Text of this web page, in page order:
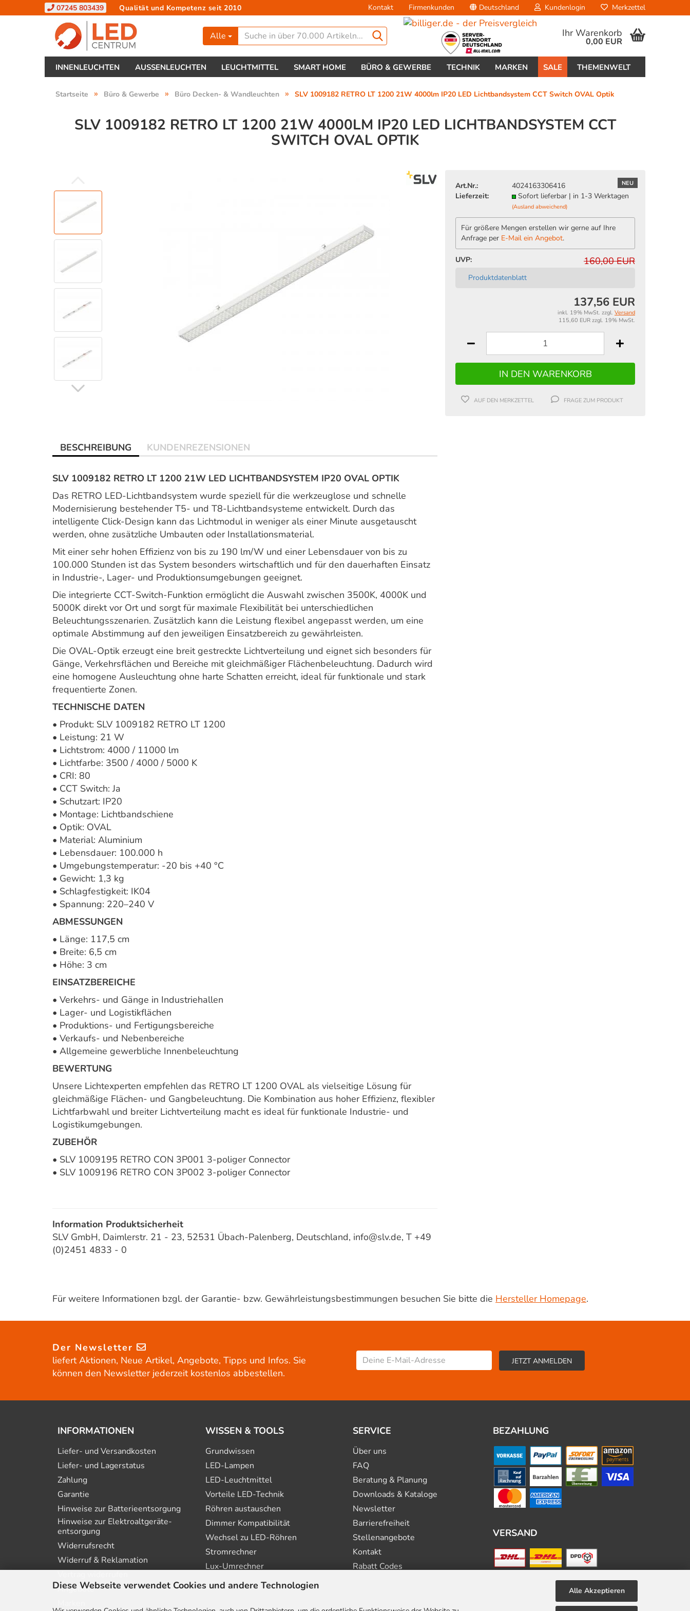
Diese Webseite verwendet Cookies und andere Technologien Alle Akzeptieren
07245 803439 Qualität und Kompetenz seit 2010 Kontakt Firmenkunden Deutschland
Lieferland
Kundenlogin
Passwort vergessen?
Merkzettel
Alle Ihr Warenkorb
0,00 EUR
INNENLEUCHTEN AUSSENLEUCHTEN LEUCHTMITTEL SMART HOME BÜRO & GEWERBE TECHNIK MARKEN SALE THEMENWELT
Startseite » Büro & Gewerbe » Büro Decken- & Wandleuchten » SLV 1009182 RETRO LT 1200 21W 4000lm IP20 LED Lichtbandsystem CCT Switch OVAL Optik
SLV 1009182 RETRO LT 1200 21W 4000LM IP20 LED LICHTBANDSYSTEM CCT
SWITCH OVAL OPTIK
NEU
Art.Nr.:
4024163306416
Lieferzeit:
Sofort lieferbar | in 1-3 Werktagen
(Ausland abweichend)
Für größere Mengen erstellen wir gerne auf Ihre
Anfrage per E-Mail ein Angebot.
UVP: 160,00 EUR
Produktdatenblatt
137,56 EUR
inkl. 19% MwSt. zzgl. Versand
115,60 EUR zzgl. 19% MwSt.
AUF DEN MERKZETTEL FRAGE ZUM PRODUKT
BESCHREIBUNG KUNDENREZENSIONEN
SLV 1009182 RETRO LT 1200 21W LED LICHTBANDSYSTEM IP20 OVAL OPTIK
Das RETRO LED-Lichtbandsystem wurde speziell für die werkzeuglose und schnelle
Modernisierung bestehender T5- und T8-Lichtbandsysteme entwickelt. Durch das
intelligente Click-Design kann das Lichtmodul in weniger als einer Minute ausgetauscht
werden, ohne zusätzliche Umbauten oder Installationsmaterial.
Mit einer sehr hohen Effizienz von bis zu 190 lm/W und einer Lebensdauer von bis zu
100.000 Stunden ist das System besonders wirtschaftlich und für den dauerhaften Einsatz
in Industrie-, Lager- und Produktionsumgebungen geeignet.
Die integrierte CCT-Switch-Funktion ermöglicht die Auswahl zwischen 3500K, 4000K und
5000K direkt vor Ort und sorgt für maximale Flexibilität bei unterschiedlichen
Beleuchtungsszenarien. Zusätzlich kann die Leistung flexibel angepasst werden, um eine
optimale Abstimmung auf den jeweiligen Einsatzbereich zu gewährleisten.
Die OVAL-Optik erzeugt eine breit gestreckte Lichtverteilung und eignet sich besonders für
Gänge, Verkehrsflächen und Bereiche mit gleichmäßiger Flächenbeleuchtung. Dadurch wird
eine homogene Ausleuchtung ohne harte Schatten erreicht, ideal für funktionale und stark
frequentierte Zonen.
TECHNISCHE DATEN
• Produkt: SLV 1009182 RETRO LT 1200
• Leistung: 21 W
• Lichtstrom: 4000 / 11000 lm
• Lichtfarbe: 3500 / 4000 / 5000 K
• CRI: 80
• CCT Switch: Ja
• Schutzart: IP20
• Montage: Lichtbandschiene
• Optik: OVAL
• Material: Aluminium
• Lebensdauer: 100.000 h
• Umgebungstemperatur: -20 bis +40 °C
• Gewicht: 1,3 kg
• Schlagfestigkeit: IK04
• Spannung: 220–240 V
ABMESSUNGEN
• Länge: 117,5 cm
• Breite: 6,5 cm
• Höhe: 3 cm
EINSATZBEREICHE
• Verkehrs- und Gänge in Industriehallen
• Lager- und Logistikflächen
• Produktions- und Fertigungsbereiche
• Verkaufs- und Nebenbereiche
• Allgemeine gewerbliche Innenbeleuchtung
BEWERTUNG
Unsere Lichtexperten empfehlen das RETRO LT 1200 OVAL als vielseitige Lösung für
gleichmäßige Flächen- und Gangbeleuchtung. Die Kombination aus hoher Effizienz, flexibler
Lichtfarbwahl und breiter Lichtverteilung macht es ideal für funktionale Industrie- und
Logistikumgebungen.
ZUBEHÖR
• SLV 1009195 RETRO CON 3P001 3-poliger Connector
• SLV 1009196 RETRO CON 3P002 3-poliger Connector
Information Produktsicherheit
SLV GmbH, Daimlerstr. 21 - 23, 52531 Übach-Palenberg, Deutschland, info@slv.de, T +49
(0)2451 4833 - 0
Für weitere Informationen bzgl. der Garantie- bzw. Gewährleistungsbestimmungen besuchen Sie bitte die Hersteller Homepage.
Der Newsletter
liefert Aktionen, Neue Artikel, Angebote, Tipps und Infos. Sie
können den Newsletter jederzeit kostenlos abbestellen.
INFORMATIONEN
Liefer- und Versandkosten
Liefer- und Lagerstatus
Zahlung
Garantie
Hinweise zur Batterie­entsorgung
Hinweise zur Elektro­altgeräte­
entsorgung
Widerrufsrecht
Widerruf & Reklamation
Angebote
WISSEN & TOOLS
Grundwissen
LED-Lampen
LED-Leuchtmittel
Vorteile LED-Technik
Röhren austauschen
Dimmer Kompatibilität
Wechsel zu LED-Röhren
Stromrechner
Lux-Umrechner
SERVICE
Über uns
FAQ
Beratung & Planung
Downloads & Kataloge
Newsletter
Barrierefreiheit
Stellenangebote
Kontakt
Rabatt Codes
BEZAHLUNG
VERSAND